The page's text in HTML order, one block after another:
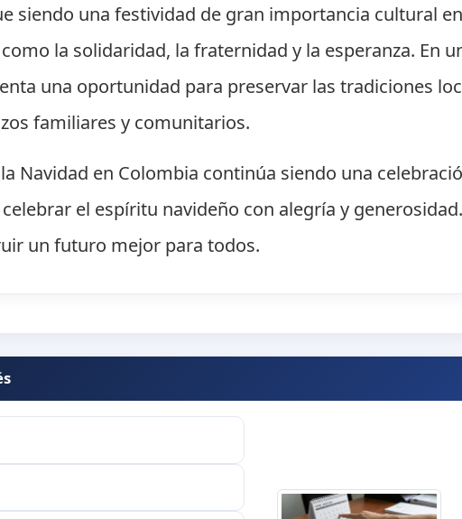
siendo una festividad de gran importancia cultural
la solidaridad, la fraternidad y la esperanza. En
una oportunidad para preservar las tradiciones
familiares y comunitarios.
la Navidad en Colombia continúa siendo una
el espíritu navideño con alegría y
un futuro mejor para todos.